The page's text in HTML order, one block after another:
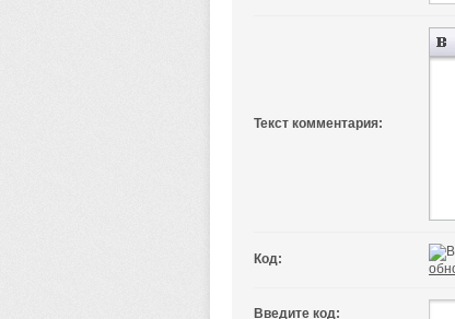
Текст комментария:
Код:
Введите код: